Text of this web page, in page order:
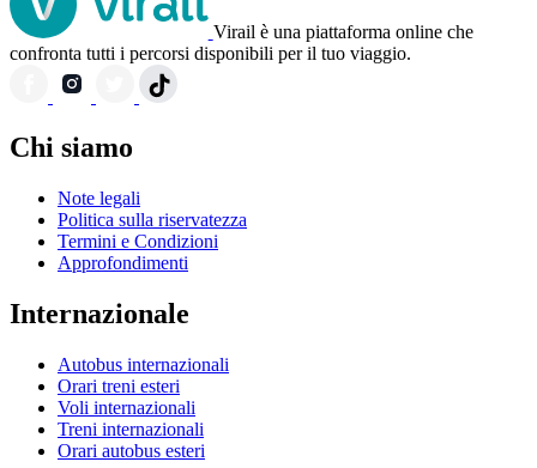
Virail è una piattaforma online che
confronta tutti i percorsi disponibili per il tuo viaggio.
Chi siamo
Note legali
Politica sulla riservatezza
Termini e Condizioni
Approfondimenti
Internazionale
Autobus internazionali
Orari treni esteri
Voli internazionali
Treni internazionali
Orari autobus esteri